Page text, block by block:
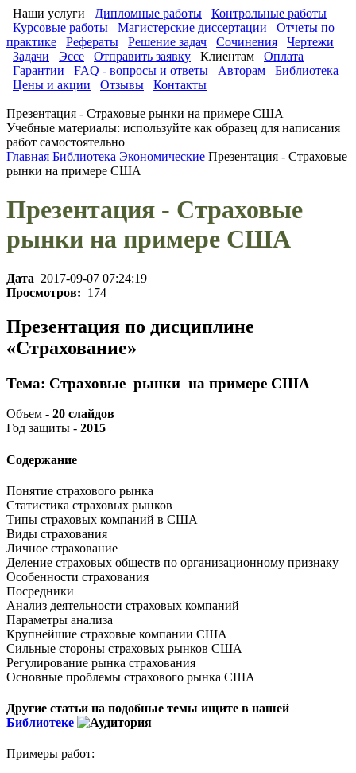
Наши услуги Дипломные работы
Контрольные работы
Курсовые работы
Магистерские диссертации
Отчеты по
практике
Рефераты Решение задач Сочинения
Чертежи
Задачи
Эссе Отправить заявку Клиентам
Оплата
Гарантии
FAQ - вопросы и ответы Авторам
Библиотека
Цены и акции
Отзывы Контакты
Презентация - Страховые рынки на примере США
Учебные материалы: используйте как образец для написания
работ самостоятельно
Главная Библиотека Экономические Презентация - Страховые
рынки на примере США
Презентация - Страховые
рынки на примере США
Дата 2017-09-07 07:24:19
Просмотров: 174
Презентация по дисциплине
«Страхование»
Тема: Страховые рынки на примере США
Объем - 20 слайдов
Год защиты - 2015
Содержание
Понятие страхового рынка
Статистика страховых рынков
Типы страховых компаний в США
Виды страхования
Личное страхование
Деление страховых обществ по организационному признаку
Особенности страхования
Посредники
Анализ деятельности страховых компаний
Параметры анализа
Крупнейшие страховые компании США
Сильные стороны страховых рынков США
Регулирование рынка страхования
Основные проблемы страхового рынка США
Другие статьи на подобные темы ищите в нашей
Библиотеке
Примеры работ: